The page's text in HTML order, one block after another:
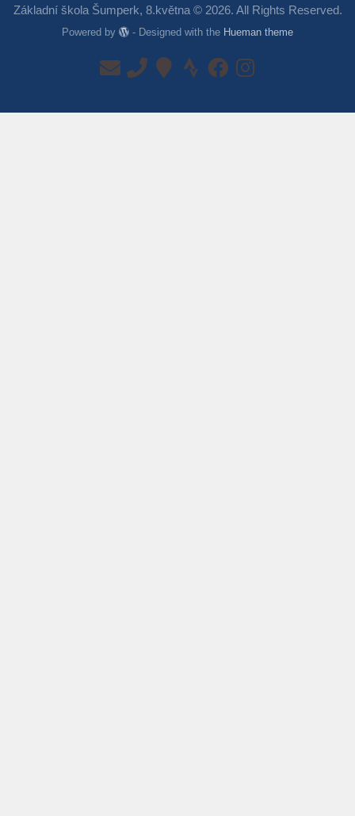
Základní škola Šumperk, 8.května © 2026. All Rights Reserved.
Powered by - Designed with the Hueman theme